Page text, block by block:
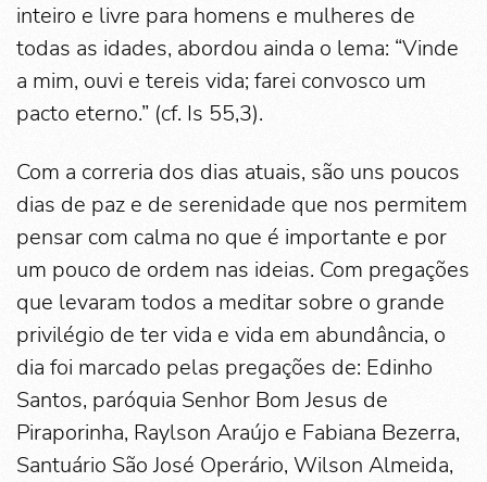
inteiro e livre para homens e mulheres de
todas as idades, abordou ainda o lema: “Vinde
a mim, ouvi e tereis vida; farei convosco um
pacto eterno.” (cf. Is 55,3).
Com a correria dos dias atuais, são uns poucos
dias de paz e de serenidade que nos permitem
pensar com calma no que é importante e por
um pouco de ordem nas ideias. Com pregações
que levaram todos a meditar sobre o grande
privilégio de ter vida e vida em abundância, o
dia foi marcado pelas pregações de: Edinho
Santos, paróquia Senhor Bom Jesus de
Piraporinha, Raylson Araújo e Fabiana Bezerra,
Santuário São José Operário, Wilson Almeida,